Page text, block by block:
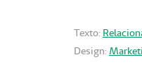
Texto:
Design: